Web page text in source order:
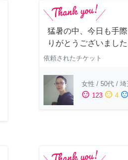
猛暑の中、今日も手
りがとうございまし
依頼されたチケット
女性 / 50代 / 埼
sentiment_satisfied 123 sentiment_neutral 4 sentiment_dissatisfied